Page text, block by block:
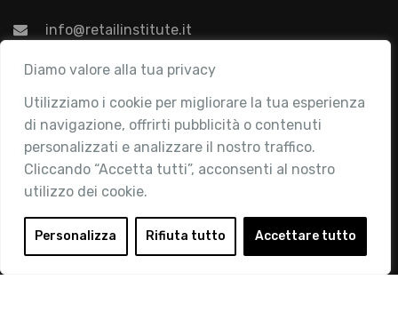
Diamo valore alla tua privacy
Utilizziamo i cookie per migliorare la tua esperienza
di navigazione, offrirti pubblicità o contenuti
personalizzati e analizzare il nostro traffico.
Cliccando “Accetta tutti”, acconsenti al nostro
utilizzo dei cookie.
Personalizza Rifiuta tutto Accettare tutto
info@retailinstitute.it
Associazione
Chi siamo
Attività
Contatti
Area Riservata
Login
Diventa Socio